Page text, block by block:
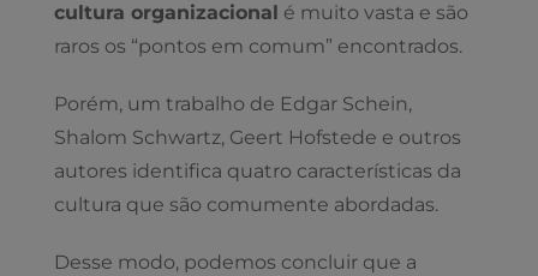
cultura organizacional é muito vasta e são
raros os “pontos em comum” encontrados.
Porém, um trabalho de Edgar Schein,
Shalom Schwartz, Geert Hofstede e outros
autores identifica quatro características da
cultura que são comumente abordadas.
Desse modo, podemos concluir que a